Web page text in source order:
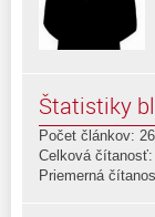
Štatistiky
Počet článkov: 26
Celková čítanosť:
Priemerná